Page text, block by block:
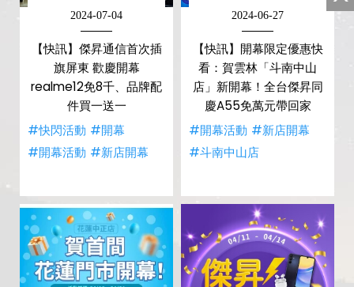
2024-07-04
【快訊】傑昇通信首次插
旗屏東 歡慶開幕
realme12免8千、品牌配
件買一送一
#快閃活動 #開幕
#開幕活動 #新店開幕
2024-06-27
【快訊】開幕限定優惠快
看：賀雲林「斗南中山
店」新開幕！全台傑昇同
慶A55免萬元帶回家
#開幕活動 #新店開幕
#斗南中山店